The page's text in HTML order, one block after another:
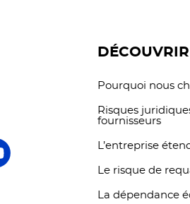
DÉCOUVRIR
Pourquoi nous
Risques
fournisseurs
L’entreprise
Le risque de
La dépendance